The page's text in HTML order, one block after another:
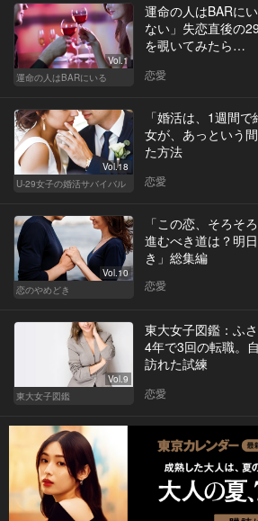
Vol.1
運命の人はBARにいる
運命の人はBARに
ない」失恋直後の
を覗いてみたら…
恋愛
Vol.18
U-29女子の婚活サバイバル
「婚活は、1週間
女が、あっという
た方法
恋愛
Vol.10
恋のやめどき
「この恋、そろそ
進むべき道は？明
き」総集編
恋愛
Vol.9
東大女子図鑑
東大女子図鑑：ふ
4年で3回の転職。
訪れた試練
恋愛